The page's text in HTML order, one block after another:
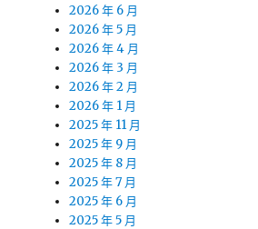
2026 年 6 月
2026 年 5 月
2026 年 4 月
2026 年 3 月
2026 年 2 月
2026 年 1 月
2025 年 11 月
2025 年 9 月
2025 年 8 月
2025 年 7 月
2025 年 6 月
2025 年 5 月